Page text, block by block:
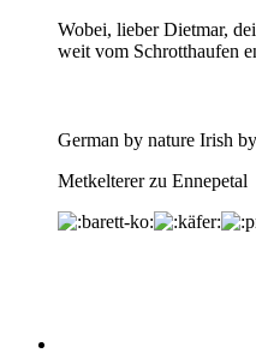
Wobei, lieber Dietmar,
weit vom Schrotthaufen
German by nature Irish
Metkelterer zu Ennepetal